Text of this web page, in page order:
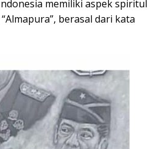
memiliki aspek spiritul
berasal dari kata